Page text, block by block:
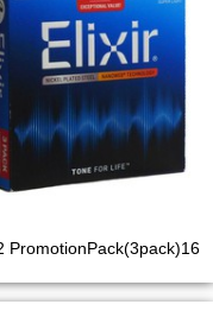
PromotionPack(3pack)16